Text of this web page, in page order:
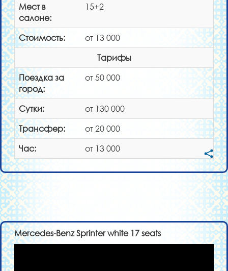
Мест в
салоне:
15+2
Стоимость:
от 13 000
Тарифы
Поездка за
город:
от 50 000
Сутки:
от 130 000
Трансфер:
от 20 000
Час:
от 13 000
Mercedes-Benz Sprinter white 17 seats